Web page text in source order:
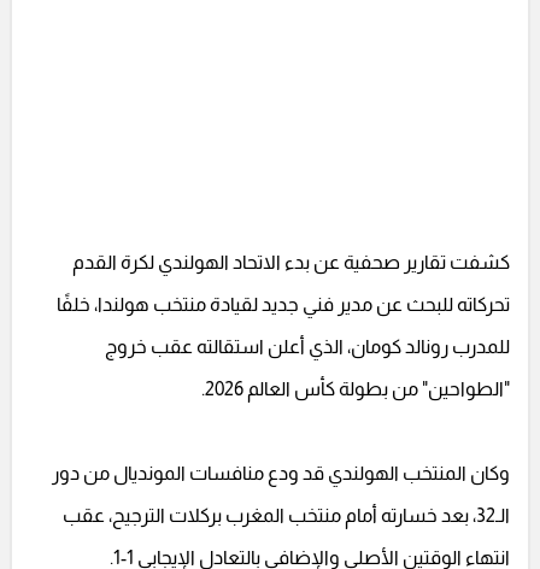
كشفت تقارير صحفية عن بدء الاتحاد الهولندي لكرة القدم
تحركاته للبحث عن مدير فني جديد لقيادة منتخب هولندا، خلفًا
للمدرب رونالد كومان، الذي أعلن استقالته عقب خروج
"الطواحين" من بطولة كأس العالم 2026.
وكان المنتخب الهولندي قد ودع منافسات المونديال من دور
الـ32، بعد خسارته أمام منتخب المغرب بركلات الترجيح، عقب
انتهاء الوقتين الأصلي والإضافي بالتعادل الإيجابي 1-1.